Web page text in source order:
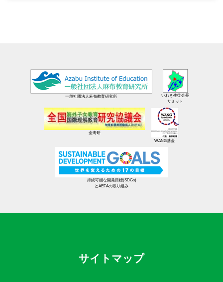
一般社団法人麻布教育研究所
いわき生徒会長
サミット
全海研
WANG基金
持続可能な開発目標(SDGs)
とAEFAの取り組み
サイトマップ